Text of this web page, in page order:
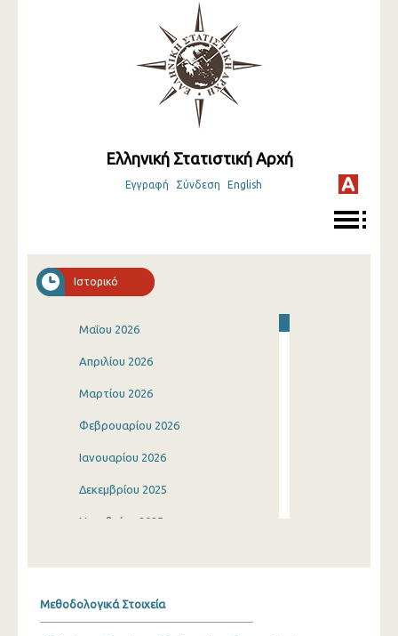
Ελληνική Στατιστική Αρχή
Εγγραφή Σύνδεση English
Ιστορικό
Μαΐου 2026
Απριλίου 2026
Μαρτίου 2026
Φεβρουαρίου 2026
Ιανουαρίου 2026
Δεκεμβρίου 2025
Νοεμβρίου 2025
Μεθοδολογικά Στοιχεία